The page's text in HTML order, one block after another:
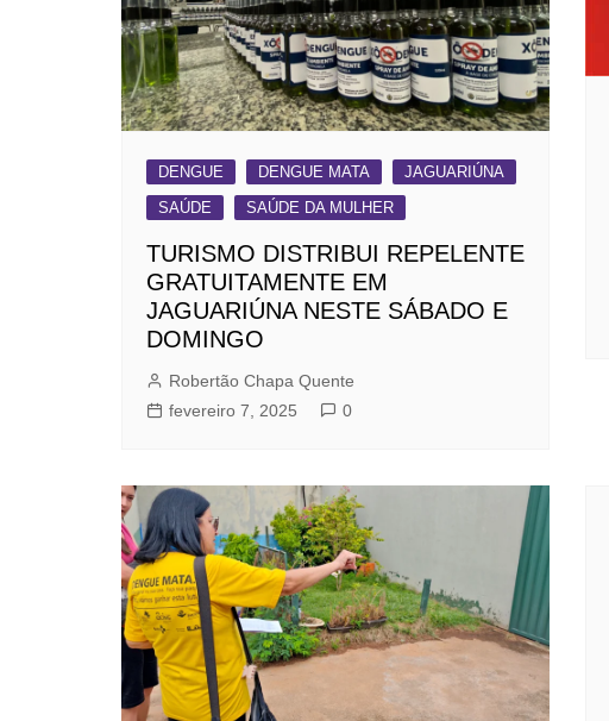
DENGUE DENGUE MATA
JAGUARIÚNA
SAÚDE
SAÚDE DA MULHER
TURISMO DISTRIBUI REPELENTE
GRATUITAMENTE EM
JAGUARIÚNA NESTE SÁBADO E
DOMINGO
Robertão Chapa Quente
fevereiro 7, 2025
0